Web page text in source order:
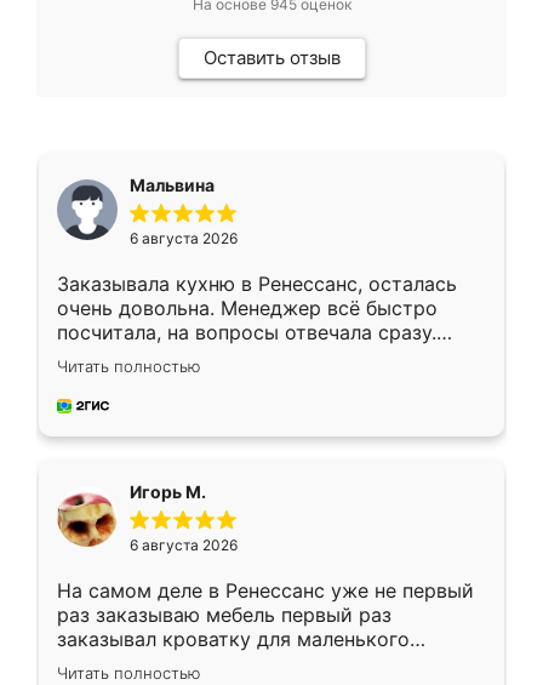
На основе 945оценок
Оставить отзыв
Мальвина
6 августа 2026
Заказывала кухню в Ренессанс, осталась
очень довольна. Менеджер всё быстро
посчитала, на вопросы отвечала сразу.
Замерщик приехал в субботу, подошёл к
делу со всей ответственностью. Собрали
за день, ребята работали аккуратно, даже
Читать полностью
Игорь М.
6 августа 2026
На самом деле в Ренессанс уже не первый
раз заказываю мебель первый раз
заказывал кроватку для маленького
ребёнка при его рождении ,во второй раз
Читать полностью